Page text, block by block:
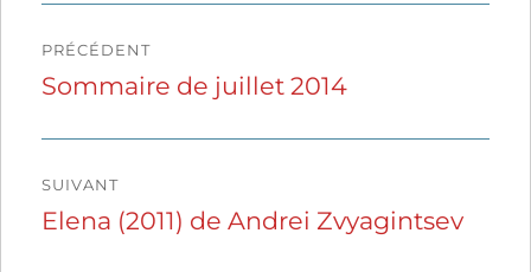
de
PRÉCÉDENT
Publication
Sommaire de juillet 2014
SUIVANT
Publication
Elena (2011) de Andrei Zvyagintsev